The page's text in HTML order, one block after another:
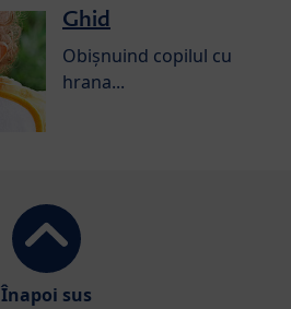
Ghid
Obișnuind copilul cu
hrana...
Înapoi sus